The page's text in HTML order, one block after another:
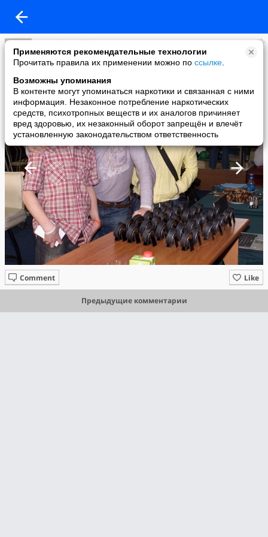
Применяются рекомендательные технологии
Прочитать правила их применении можно по ссылке
Возможны упоминания
В контенте могут упоминаться наркотики и связанная с ними
информация. Незаконное потребление наркотических
средств, психотропных веществ и их аналогов причиняет
вред здоровью, их незаконный оборот запрещён и влечёт
установленную законодательством ответственность
Tim Palamarchuk
added a photo
27 Apr в 07:01
Like
Comment
Предыдущие комментарии